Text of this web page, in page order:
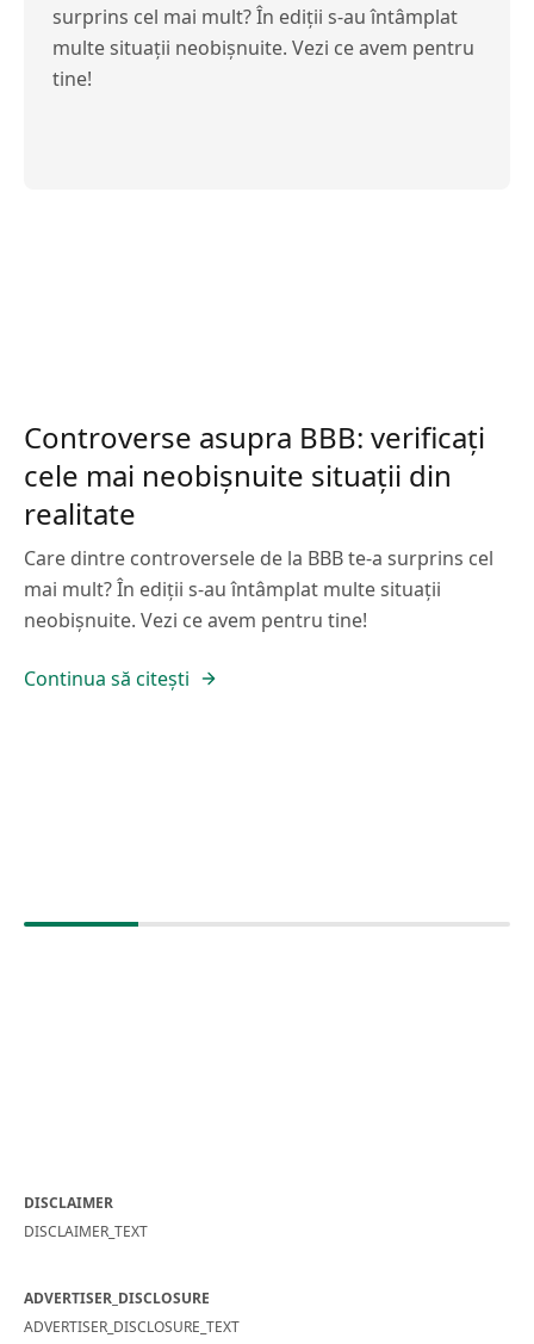
surprins cel mai mult? În ediții s-au întâmplat
multe situații neobișnuite. Vezi ce avem pentru
tine!
Controverse asupra BBB: verificați
cele mai neobișnuite situații din
realitate
Care dintre controversele de la BBB te-a surprins cel
mai mult? În ediții s-au întâmplat multe situații
neobișnuite. Vezi ce avem pentru tine!
Continua să citești
DISCLAIMER
DISCLAIMER_TEXT
ADVERTISER_DISCLOSURE
ADVERTISER_DISCLOSURE_TEXT